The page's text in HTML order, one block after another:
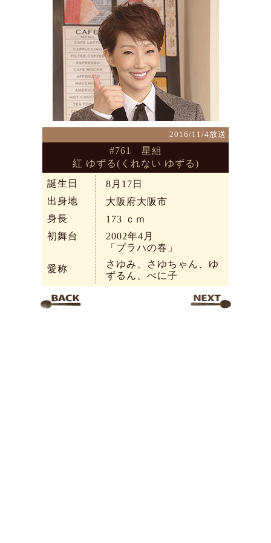
2016/11/4放送
#761 星組
紅 ゆずる(くれない ゆずる)
誕生日
8月17日
出身地
大阪府大阪市
身長
173 ｃｍ
初舞台
2002年4月
「プラハの春」
愛称
さゆみ、さゆちゃん、ゆ
ずるん、べに子